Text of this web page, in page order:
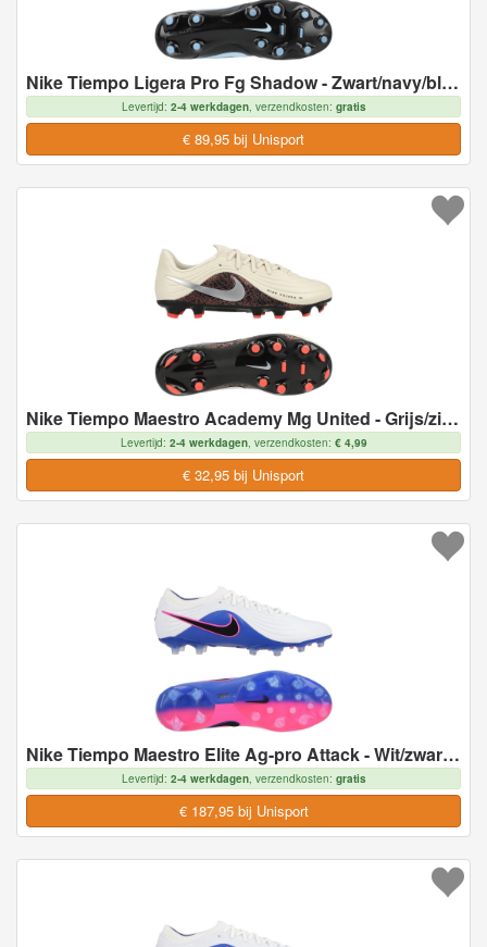
Nike Tiempo Ligera Pro Fg Shadow - Zwart/navy/blauw - Natuurgras (Fg), maat 41
Levertijd: 2-4 werkdagen, verzendkosten: gratis
€ 89,95 bij Unisport
Nike Tiempo Maestro Academy Mg United - Grijs/zilver/bordeaux Kids - Multi Ground (Mg), maat 38
Levertijd: 2-4 werkdagen, verzendkosten: € 4,99
€ 32,95 bij Unisport
Nike Tiempo Maestro Elite Ag-pro Attack - Wit/zwart/racer Blue/roze - Kunstgras (Ag), maat 40
Levertijd: 2-4 werkdagen, verzendkosten: gratis
€ 187,95 bij Unisport